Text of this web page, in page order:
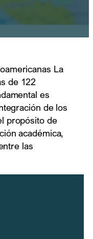
La
de 122
es
de los
propósito de
académica,
las